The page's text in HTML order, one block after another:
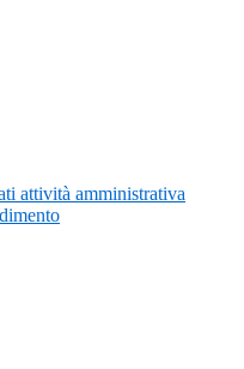
attività amministrativa